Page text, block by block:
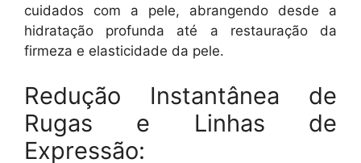
cuidados com a pele, abrangendo desde a
hidratação profunda até a restauração da
firmeza e elasticidade da pele.
Redução Instantânea de
Rugas e Linhas de
Expressão: